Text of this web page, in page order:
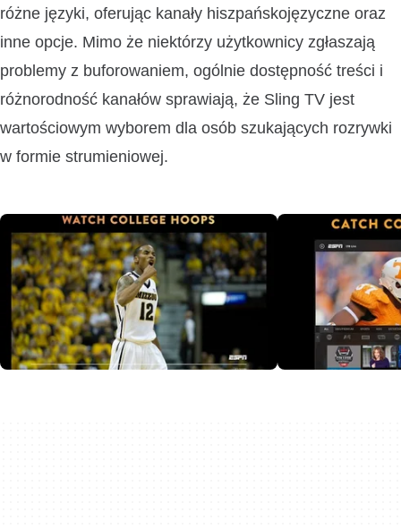
różne języki, oferując kanały hiszpańskojęzyczne oraz
inne opcje. Mimo że niektórzy użytkownicy zgłaszają
problemy z buforowaniem, ogólnie dostępność treści i
różnorodność kanałów sprawiają, że Sling TV jest
wartościowym wyborem dla osób szukających rozrywki
w formie strumieniowej.